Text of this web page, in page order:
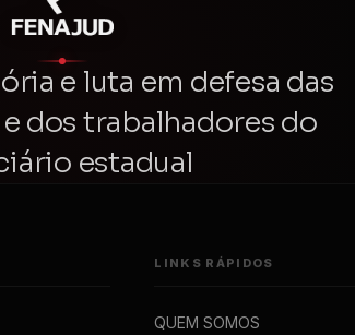
e luta em defesa das
dos trabalhadores do
estadual
LINKS RÁPIDOS
QUEM SOMOS